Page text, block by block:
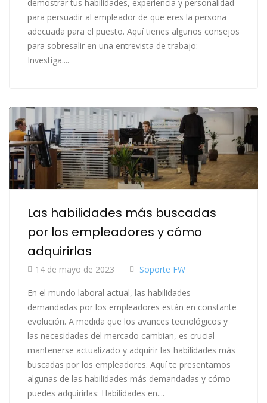
demostrar tus habilidades, experiencia y personalidad
para persuadir al empleador de que eres la persona
adecuada para el puesto. Aquí tienes algunos consejos
para sobresalir en una entrevista de trabajo:
Investiga....
Las habilidades más buscadas
por los empleadores y cómo
adquirirlas
14 de mayo de 2023 Soporte FW
En el mundo laboral actual, las habilidades
demandadas por los empleadores están en constante
evolución. A medida que los avances tecnológicos y
las necesidades del mercado cambian, es crucial
mantenerse actualizado y adquirir las habilidades más
buscadas por los empleadores. Aquí te presentamos
algunas de las habilidades más demandadas y cómo
puedes adquirirlas: Habilidades en....